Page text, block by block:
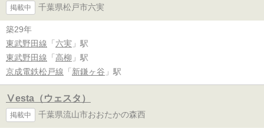
掲載中 千葉県松戸市六実
築29年
東武野田線 「 六実 」駅
東武野田線 「 高柳 」駅
京成電鉄松戸線 「 新鎌ヶ谷 」駅
Ⅴesta（ウェスタ）
掲載中 千葉県流山市おおたかの森西